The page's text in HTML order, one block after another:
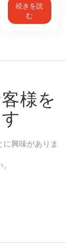
続きを読
む
様を
興味がありま